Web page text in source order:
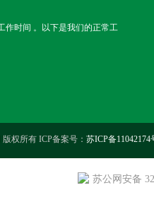
作时间 。以下是我们的正常工
权所有 ICP备案号： 苏ICP备11042174
苏公网安备